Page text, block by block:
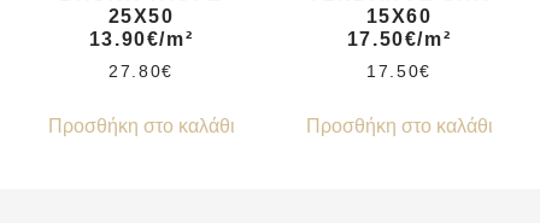
25X50
13.90€/m²
27.80€
Προσθήκη στο καλάθι
15X60
17.50€/m²
17.50€
Προσθήκη στο καλάθι